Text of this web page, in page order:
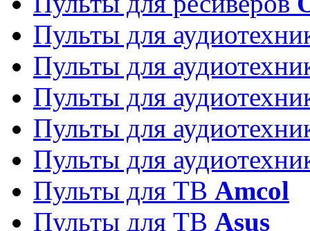
Пульты для
Пульты для
Пульты для
Пульты для
Пульты для
Пульты для ТВ Amcol
Пульты для ТВ Asus